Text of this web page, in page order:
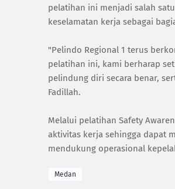
pelatihan ini menjadi salah
keselamatan kerja sebagai
"Pelindo Regional 1 terus
pelatihan ini, kami berharap
pelindung diri secara benar,
Fadillah.
Melalui pelatihan Safety
aktivitas kerja sehingga dapat
mendukung operasional
Medan